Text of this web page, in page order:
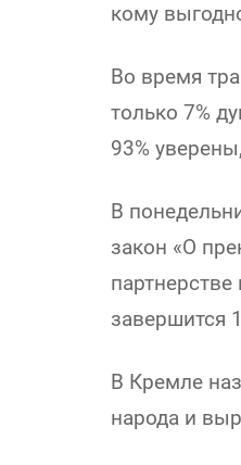
кому
Во время
только 7%
93%
В
закон «О
завершится
В Кремле
народа и